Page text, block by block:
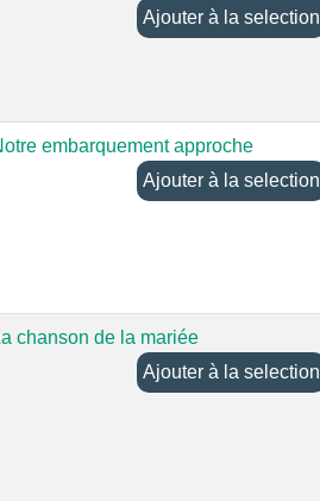
Ajouter à la selection
embarquement approche
Ajouter à la selection
chanson de la mariée
Ajouter à la selection